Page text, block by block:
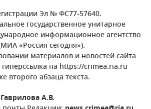
Эл № ФС77-57640.
государственное унитарное
информационное агентство
«Россия сегодня»).
материалов и новостей сайта
на https://crimea.ria.ru
второго абзаца текста.
Гаврилова А.В.